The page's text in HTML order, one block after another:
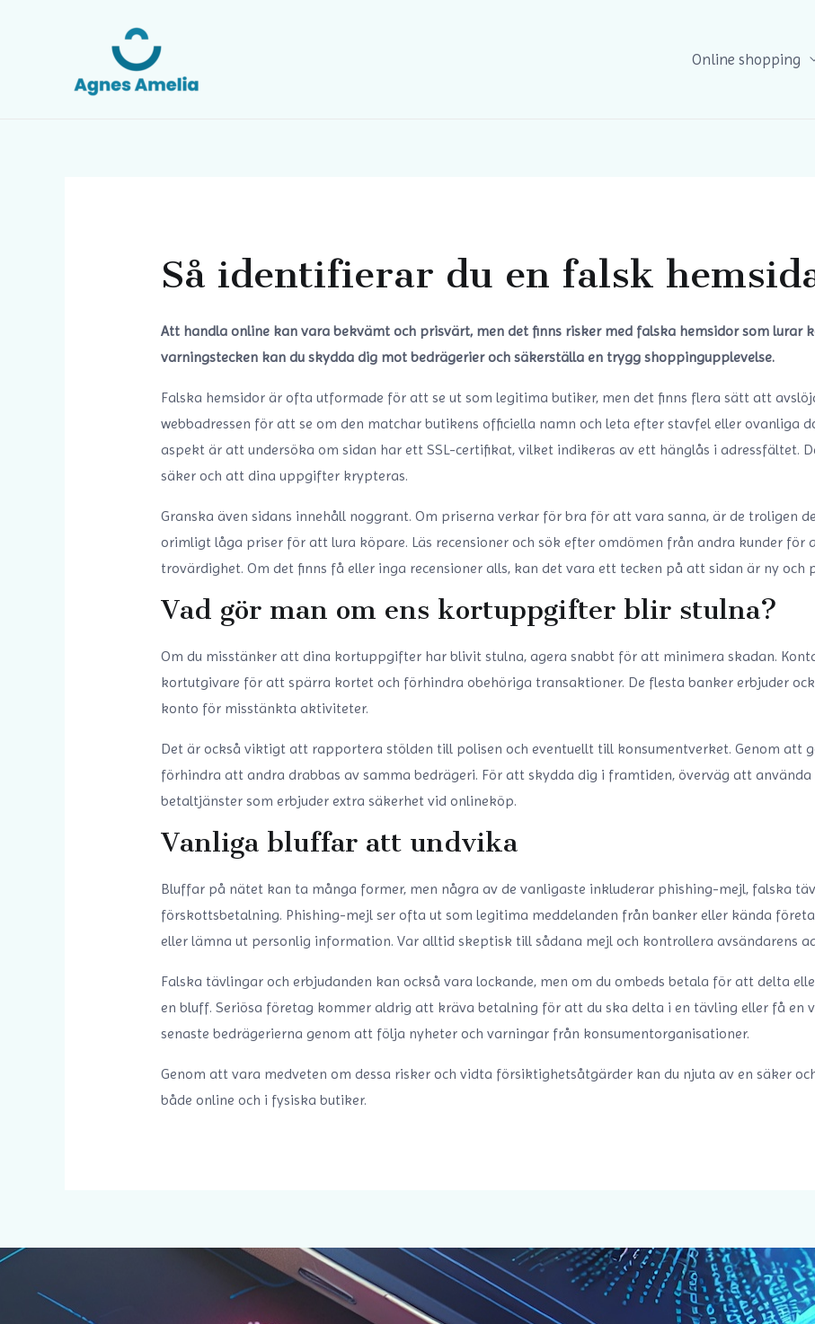
Online shopping
Så identifierar du en falsk
Att handla online kan vara bekvämt och prisvärt, men det finns risker med falska hemsidor som lurar
varningstecken kan du skydda dig mot bedrägerier och säkerställa en trygg shoppingupplevelse.
Falska hemsidor är ofta utformade för att se ut som legitima butiker, men det finns flera sätt att
webbadressen för att se om den matchar butikens officiella namn och leta efter stavfel eller ovanliga
aspekt är att undersöka om sidan har ett SSL-certifikat, vilket indikeras av ett hänglås i adressfältet.
säker och att dina uppgifter krypteras.
Granska även sidans innehåll noggrant. Om priserna verkar för bra för att vara sanna, är de troligen
orimligt låga priser för att lura köpare. Läs recensioner och sök efter omdömen från andra kunder för
trovärdighet. Om det finns få eller inga recensioner alls, kan det vara ett tecken på att sidan är ny och
Vad gör man om ens kortuppgifter blir stulna?
Om du misstänker att dina kortuppgifter har blivit stulna, agera snabbt för att minimera skadan.
kortutgivare för att spärra kortet och förhindra obehöriga transaktioner. De flesta banker erbjuder
konto för misstänkta aktiviteter.
Det är också viktigt att rapportera stölden till polisen och eventuellt till konsumentverket. Genom att
förhindra att andra drabbas av samma bedrägeri. För att skydda dig i framtiden, överväg att
betaltjänster som erbjuder extra säkerhet vid onlineköp.
Vanliga bluffar att undvika
Bluffar på nätet kan ta många former, men några av de vanligaste inkluderar phishing-mejl, falska
förskottsbetalning. Phishing-mejl ser ofta ut som legitima meddelanden från banker eller kända
eller lämna ut personlig information. Var alltid skeptisk till sådana mejl och kontrollera avsändarens
Falska tävlingar och erbjudanden kan också vara lockande, men om du ombeds betala för att delta
en bluff. Seriösa företag kommer aldrig att kräva betalning för att du ska delta i en tävling eller få en
senaste bedrägerierna genom att följa nyheter och varningar från konsumentorganisationer.
Genom att vara medveten om dessa risker och vidta försiktighetsåtgärder kan du njuta av en säker
både online och i fysiska butiker.